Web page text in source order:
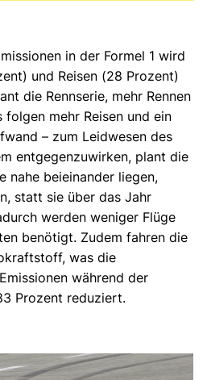
in der Formel 1 wird
und Reisen (28 Prozent)
die Rennserie, mehr Rennen
folgen mehr Reisen und ein
– zum Leidwesen des
entgegenzuwirken, plant die
nahe beieinander liegen,
statt sie über das Jahr
werden weniger Flüge
benötigt. Zudem fahren die
was die
während der
Prozent reduziert.